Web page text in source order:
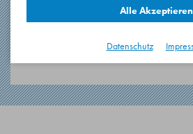
60 Minuten. Keine Pause.Alle Akzeptieren
Datenschutz